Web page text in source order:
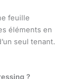
feuille
éléments en
seul tenant.
?